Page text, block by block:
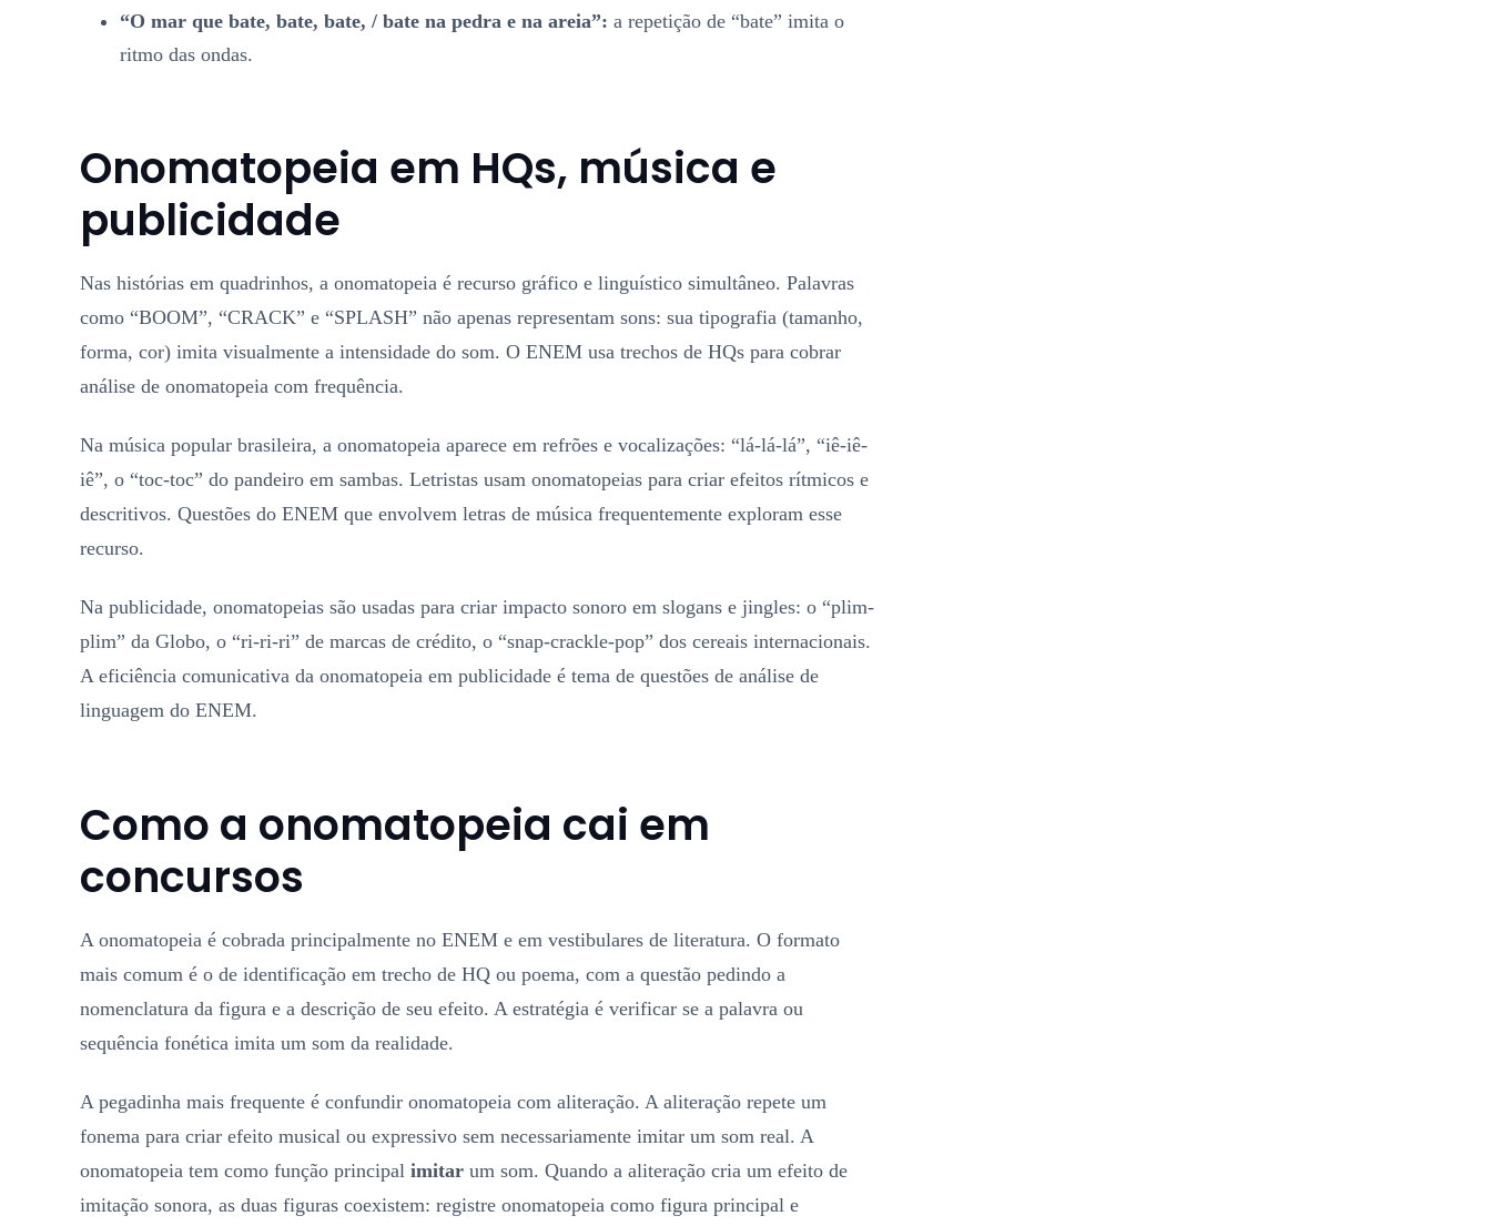
“O mar que bate, bate, bate, / bate na pedra e na areia”: a repetição de “bate” imita o
ritmo das ondas.
Onomatopeia em HQs, música e
publicidade
Nas histórias em quadrinhos, a onomatopeia é recurso gráfico e linguístico simultâneo. Palavras
como “BOOM”, “CRACK” e “SPLASH” não apenas representam sons: sua tipografia (tamanho,
forma, cor) imita visualmente a intensidade do som. O ENEM usa trechos de HQs para cobrar
análise de onomatopeia com frequência.
Na música popular brasileira, a onomatopeia aparece em refrões e vocalizações: “lá-lá-lá”, “iê-iê-
iê”, o “toc-toc” do pandeiro em sambas. Letristas usam onomatopeias para criar efeitos rítmicos e
descritivos. Questões do ENEM que envolvem letras de música frequentemente exploram esse
recurso.
Na publicidade, onomatopeias são usadas para criar impacto sonoro em slogans e jingles: o “plim-
plim” da Globo, o “ri-ri-ri” de marcas de crédito, o “snap-crackle-pop” dos cereais internacionais.
A eficiência comunicativa da onomatopeia em publicidade é tema de questões de análise de
linguagem do ENEM.
Como a onomatopeia cai em
concursos
A onomatopeia é cobrada principalmente no ENEM e em vestibulares de literatura. O formato
mais comum é o de identificação em trecho de HQ ou poema, com a questão pedindo a
nomenclatura da figura e a descrição de seu efeito. A estratégia é verificar se a palavra ou
sequência fonética imita um som da realidade.
A pegadinha mais frequente é confundir onomatopeia com aliteração. A aliteração repete um
fonema para criar efeito musical ou expressivo sem necessariamente imitar um som real. A
onomatopeia tem como função principal imitar um som. Quando a aliteração cria um efeito de
imitação sonora, as duas figuras coexistem: registre onomatopeia como figura principal e